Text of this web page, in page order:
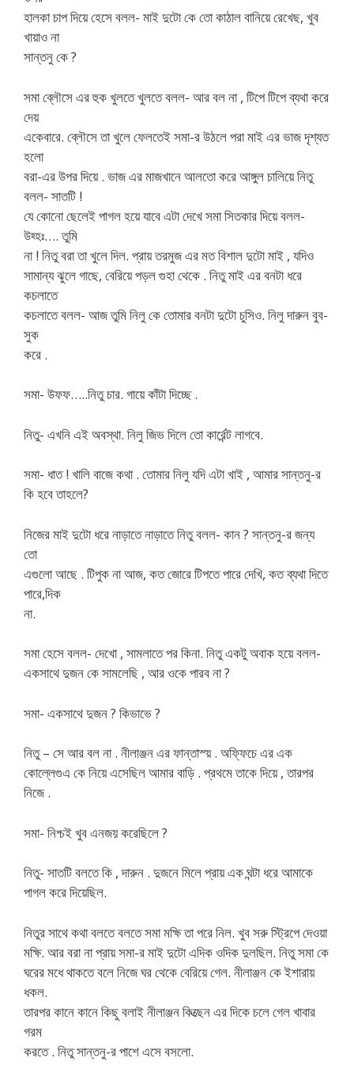
হালকা চাপ দিয়ে হেসে বলল- মাই দুটো কে তো কাঠাল বানিয়ে রেখেছ, খুব
খায়াও না
সান্তনু কে ?
সমা ব্লৌসে এর হুক খুলতে খুলতে বলল- আর বল না , টিপে টিপে ব্যথা করে
দেয়
একেবারে. ব্লৌসে তা খুলে ফেলতেই সমা-র উঠলে পরা মাই এর ভাজ দৃশ্যত
হলো
বরা-এর উপর দিয়ে . ভাজ এর মাজখানে আলতো করে আঙ্গুল চালিয়ে নিতু
বলল- সাতটি !
যে কোনো ছেলেই পাগল হয়ে যাবে এটা দেখে সমা সিতকার দিয়ে বলল-
উহ্হঃ…. তুমি
না ! নিতু বরা তা খুলে দিল. প্রায় তরমুজ এর মত বিশাল দুটো মাই , যদিও
সামান্য ঝুলে গাছে, বেরিয়ে পড়ল গুহা থেকে . নিতু মাই এর বনটা ধরে
কচলাতে
কচলাতে বলল- আজ তুমি নিলু কে তোমার বনটা দুটো চুসিও. নিলু দারুন বুব-
সুক
করে .
সমা- উফফ…..নিতু চার. গায়ে কাঁটা দিচ্ছে .
নিতু- এখনি এই অবস্থা. নিলু জিভ দিলে তো কার্রেন্ট লাগবে.
সমা- ধাত ! খালি বাজে কথা . তোমার নিলু যদি এটা খাই , আমার সান্তনু-র
কি হবে তাহলে?
নিজের মাই দুটো ধরে নাড়াতে নাড়াতে নিতু বলল- কান ? সান্তনু-র জন্য
তো
এগুলো আছে . টিপুক না আজ, কত জোরে টিপতে পারে দেখি, কত ব্যথা দিতে
পারে,দিক
না.
সমা হেসে বলল- দেখো , সামলাতে পর কিনা. নিতু একটু অবাক হয়ে বলল-
একসাথে দুজন কে সামলেছি , আর ওকে পারব না ?
সমা- একসাথে দুজন ? কিভাভে ?
নিতু – সে আর বল না . নীলাঞ্জন এর ফান্তাস্য় . অফ্ফিচে এর এক
কোল্লেগুএ কে নিয়ে এসেছিল আমার বাড়ি . প্রথমে তাকে দিয়ে , তারপর
নিজে .
সমা- নিশ্চই খুব এনজয় করেছিলে ?
নিতু- সাতটি বলতে কি , দারুন . দুজনে মিলে প্রায় এক ঘন্টা ধরে আমাকে
পাগল করে দিয়েছিল.
নিতুর সাথে কথা বলতে বলতে সমা মক্ষি তা পরে নিল. খুব সরু স্ট্রিপে দেওয়া
মক্ষি. আর বরা না প্রায় সমা-র মাই দুটো এদিক ওদিক দুলছিল. নিতু সমা কে
ঘরের মধে থাকতে বলে নিজে ঘর থেকে বেরিয়ে গেল. নীলাঞ্জন কে ইশারায়
ধকল.
তারপর কানে কানে কিছু বলাই নীলাঞ্জন কিত্ছেন এর দিকে চলে গেল খাবার
গরম
করতে . নিতু সান্তনু-র পাশে এসে বসলো.